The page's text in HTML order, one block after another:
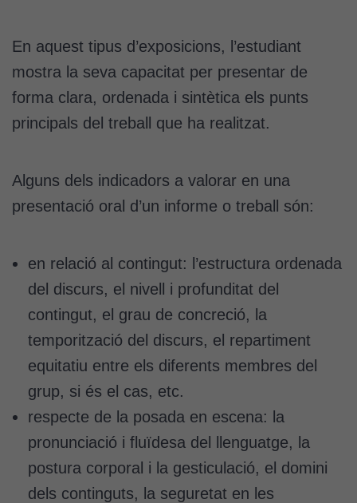
En aquest tipus d’exposicions, l’estudiant
mostra la seva capacitat per presentar de
forma clara, ordenada i sintètica els punts
principals del treball que ha realitzat.
Alguns dels indicadors a valorar en una
presentació oral d’un informe o treball són:
en relació al contingut: l’estructura ordenada
del discurs, el nivell i profunditat del
contingut, el grau de concreció, la
temporització del discurs, el repartiment
equitatiu entre els diferents membres del
grup, si és el cas, etc.
respecte de la posada en escena: la
pronunciació i fluïdesa del llenguatge, la
postura corporal i la gesticulació, el domini
dels continguts, la seguretat en les